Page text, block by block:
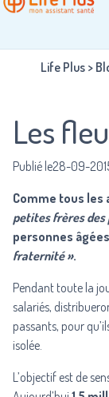
Life Plus >
Les
Publié le28-09-
Comme tous les
petites frères des
personnes
fraternité ».
Pendant toute la
salariés,
passants, pour
isolée.
L’objectif est de